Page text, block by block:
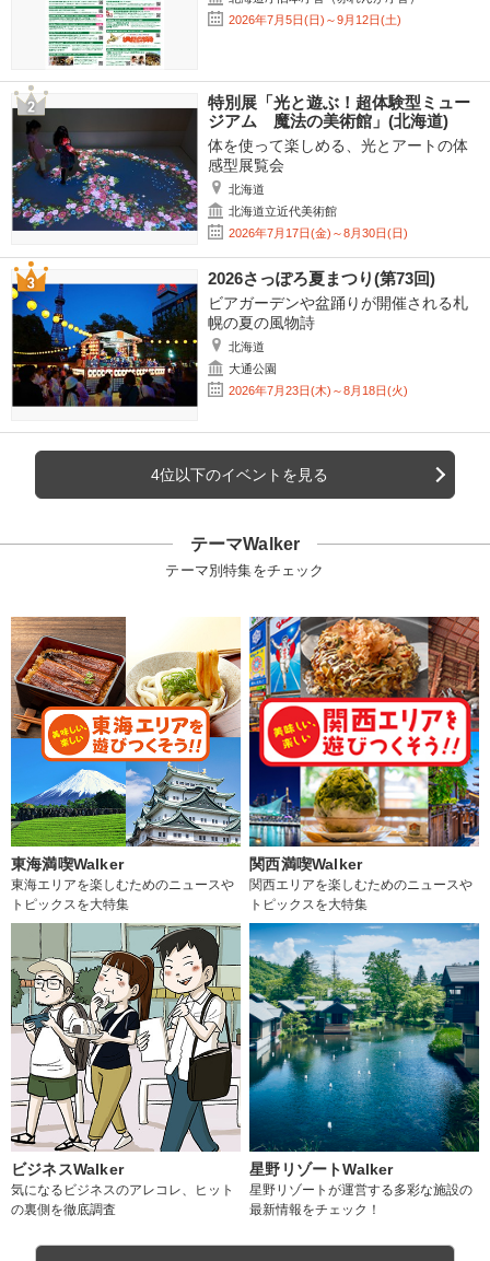
2026年7月5日(日)～9月12日(土)
特別展「光と遊ぶ！超体験型ミュー
ジアム 魔法の美術館」(北海道)
体を使って楽しめる、光とアートの体
感型展覧会
北海道
北海道立近代美術館
2026年7月17日(金)～8月30日(日)
2026さっぽろ夏まつり(第73回)
ビアガーデンや盆踊りが開催される札
幌の夏の風物詩
北海道
大通公園
2026年7月23日(木)～8月18日(火)
4位以下のイベントを見る
テーマWalker
テーマ別特集をチェック
東海満喫Walker
東海エリアを楽しむためのニュースや
トピックスを大特集
関西満喫Walker
関西エリアを楽しむためのニュースや
トピックスを大特集
ビジネスWalker
気になるビジネスのアレコレ、ヒット
の裏側を徹底調査
星野リゾートWalker
星野リゾートが運営する多彩な施設の
最新情報をチェック！